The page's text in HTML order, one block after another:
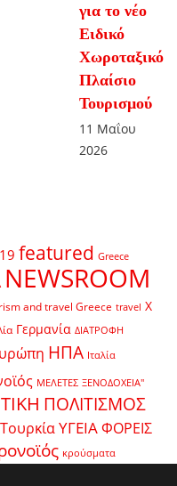
για το νέο
Ειδικό
Χωροταξικό
Πλαίσιο
Τουρισμού
11 Μαΐου
2026
featured Greece
NEWSROOM
and travel Greece travel X
Γερμανία ΔΙΑΤΡΟΦΗ
ΗΠΑ Ιταλία
ΜΕΛΕΤΕΣ ΞΕΝΟΔΟΧΕΙΑ"
ΠΟΛΙΤΙΣΜΟΣ
ΤουρκίαΥΓΕΙΑΦΟΡΕΙΣ
κρούσματα